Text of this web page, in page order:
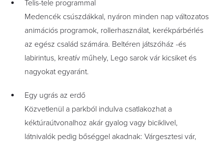
Telis-tele programmal
Medencék csúszdákkal, nyáron minden nap változatos
animációs programok, rollerhasználat, kerékpárbérlés
az egész család számára. Beltéren játszóház -és
labirintus, kreatív műhely, Lego sarok vár kicsiket és
nagyokat egyaránt.
Egy ugrás az erdő
Közvetlenül a parkból indulva csatlakozhat a
kéktúraútvonalhoz akár gyalog vagy biciklivel,
látnivalók pedig bőséggel akadnak: Várgesztesi vár,